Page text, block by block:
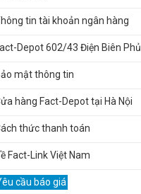
tin tài khoản ngân hàng
Depot 602/43 Điện Biên Phủ
mật thông tin
hàng Fact-Depot tại Hà Nội
thức thanh toán
Fact-Link Việt Nam
cầu báo giá